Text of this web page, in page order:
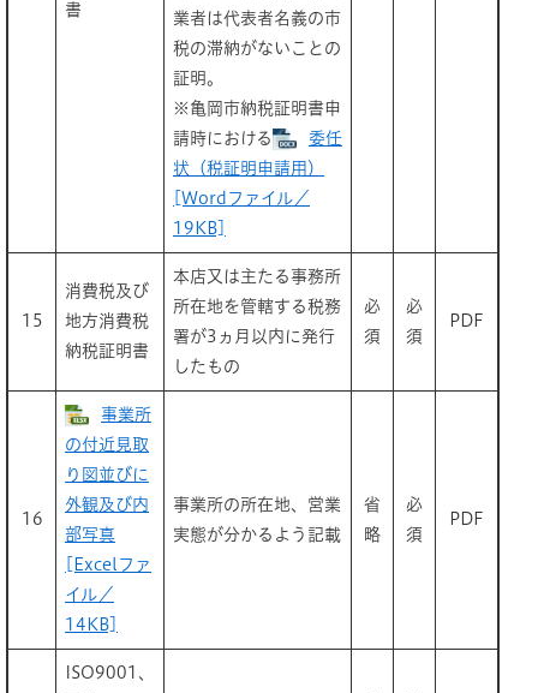
書
業者は代表者名義の市
税の滞納がないことの
証明。
※亀岡市納税証明書申
請時における
委任
状（税証明申請用）
[Wordファイル／
19KB]
15
消費税及び
地方消費税
納税証明書
本店又は主たる事務所
所在地を管轄する税務
署が3ヵ月以内に発行
したもの
必
須
必
須
PDF
16
事業所
の付近見取
り図並びに
外観及び内
部写真
[Excelファ
イル／
14KB]
事業所の所在地、営業
実態が分かるよう記載
省
略
必
須
PDF
ISO9001、